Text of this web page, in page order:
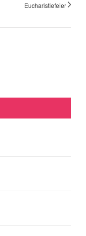
Eucharistiefeier